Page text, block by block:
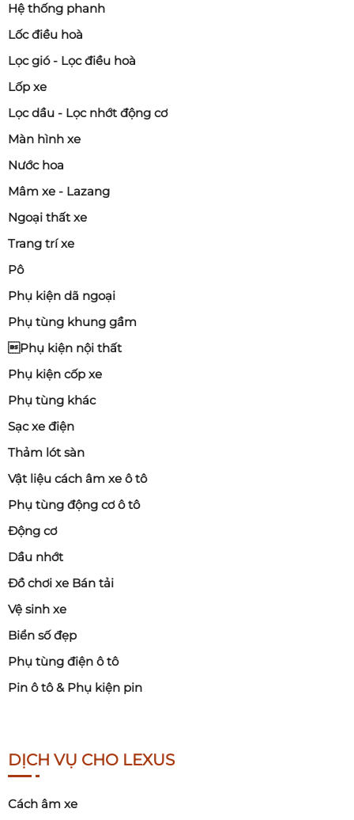
Hệ thống phanh
Lốc điều hoà
Lọc gió - Lọc điều hoà
Lốp xe
Lọc dầu - Lọc nhớt động cơ
Màn hình xe
Nước hoa
Mâm xe - Lazang
Ngoại thất xe
Trang trí xe
Pô
Phụ kiện dã ngoại
Phụ tùng khung gầm
Phụ kiện nội thất
Phụ kiện cốp xe
Phụ tùng khác
Sạc xe điện
Thảm lót sàn
Vật liệu cách âm xe ô tô
Phụ tùng động cơ ô tô
Động cơ
Dầu nhớt
Đồ chơi xe Bán tải
Vệ sinh xe
Biển số đẹp
Phụ tùng điện ô tô
Pin ô tô & Phụ kiện pin
DỊCH VỤ CHO LEXUS
Cách âm xe